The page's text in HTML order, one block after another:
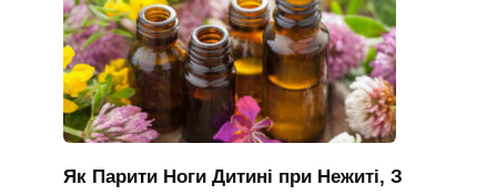
Як Парити Ноги Дитині при Нежиті, З